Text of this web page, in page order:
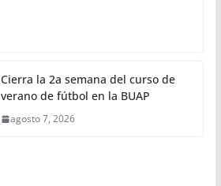
Cierra la 2a semana del curso de
verano de fútbol en la BUAP
agosto 7, 2026